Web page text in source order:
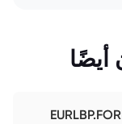
أيضًا